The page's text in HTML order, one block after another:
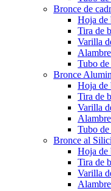
Bronce de
Hoja de
Tira de
Varilla
Tubo
Bronce
Hoja de
Tira de
Varilla
Tubo
Bronce al
Hoja de
Tira de
Varilla